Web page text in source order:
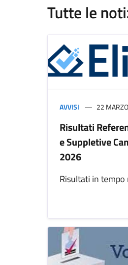
Tutte le
AVVISI 22
Risultati
e Suppletive
2026
Risultati in tempo